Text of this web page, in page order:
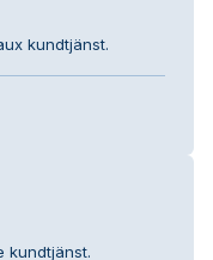
kundtjänst.
kundtjänst.